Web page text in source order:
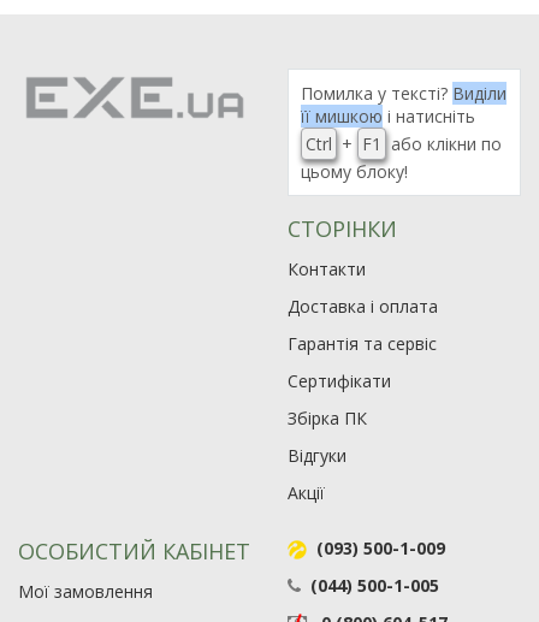
Помилка у тексті? Виділи
її мишкою і натисніть
Ctrl + F1
або клікни по
цьому блоку!
СТОРІНКИ
Контакти
Доставка і оплата
Гарантія та сервіс
Сертифікати
Збірка ПК
Відгуки
Акції
ОСОБИСТИЙ КАБІНЕТ
Мої замовлення
(093) 500-1-009
(044) 500-1-005